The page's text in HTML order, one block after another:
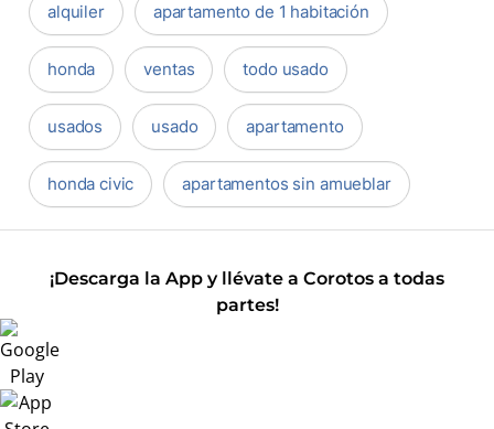
alquiler apartamento de 1 habitación
honda ventas todo usado
usados usado apartamento
honda civic apartamentos sin amueblar
¡Descarga la App y llévate a Corotos a todas
partes!